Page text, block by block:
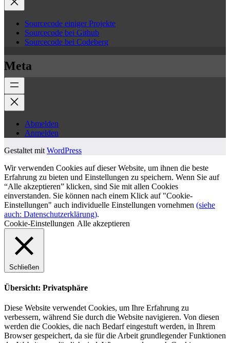
Sourcecode einiger Projekte
Sourcecode bei Github
Sourcecode bei Codeberg
Meta
Abmelden
Anmelden
Gestaltet mit WordPress
Wir verwenden Cookies auf dieser Website, um ihnen die beste
Erfahrung zu bieten und Einstellungen zu speichern. Wenn Sie auf
“Alle akzeptieren” klicken, sind Sie mit allen Cookies
einverstanden. Sie können nach einem Klick auf "Cookie-
Einstellungen" auch individuelle Einstellungen vornehmen (siehe
auch: Datenschutzerklärung).
Cookie-Einstellungen Alle akzeptieren
Schließen
Übersicht: Privatsphäre
Diese Website verwendet Cookies, um Ihre Erfahrung zu
verbessern, während Sie durch die Website navigieren. Von diesen
werden die Cookies, die nach Bedarf eingestuft werden, in Ihrem
Browser gespeichert, da sie für die Arbeit grundlegender Funktionen